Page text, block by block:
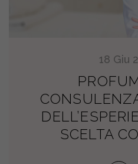
18 Giu
SCELTA